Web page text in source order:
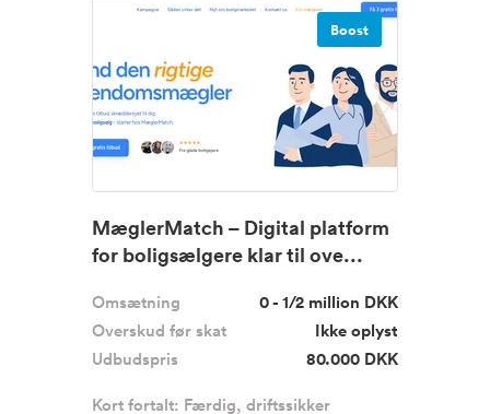
Boost
MæglerMatch – Digital platform
for boligsælgere klar til ove...
Omsætning
0 - 1/2 million DKK
Overskud før skat
Ikke oplyst
Udbudspris
80.000 DKK
Kort fortalt: Færdig, driftssikker